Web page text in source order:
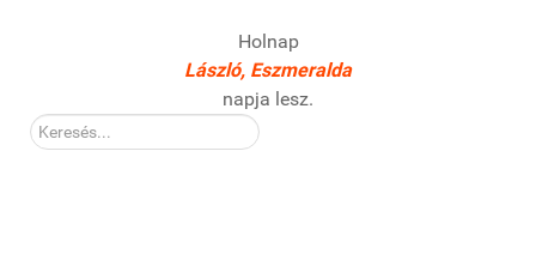
Holnap
László, Eszmeralda
napja lesz.
Kereső: